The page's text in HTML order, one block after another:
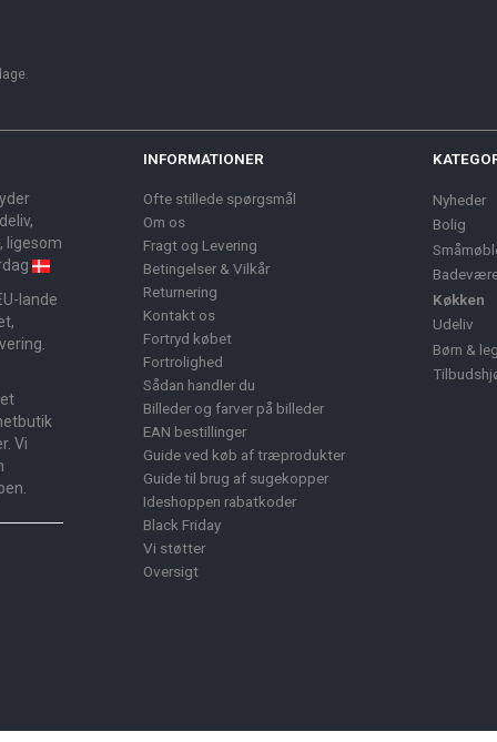
ligesom
lande
Vi
INFORMATIONER
Ofte stillede spørgsmål
Om os
Fragt og Levering
Betingelser & Vilkår
Returnering
Kontakt os
Fortryd købet
Fortrolighed
Sådan handler du
Billeder og farver på billeder
EAN bestillinger
Guide ved køb af træprodukter
Guide til brug af sugekopper
Ideshoppen rabatkoder
Black Friday
Vi støtter
Oversigt
Nyheder
Bolig
Køkken
Udeliv
Børn & leg